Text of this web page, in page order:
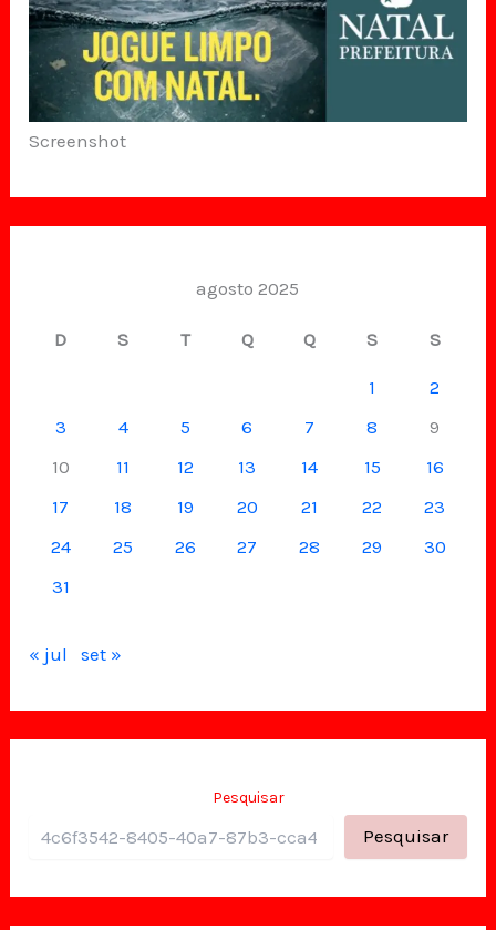
Screenshot
agosto 2025
D S T Q Q S S
1
2
3
4 5 6 7 8
9
10
11 12 13 14 15
16
17
18 19 20 21 22
23
24
25 26 27 28 29
30
31
« jul set »
Pesquisar
Pesquisar